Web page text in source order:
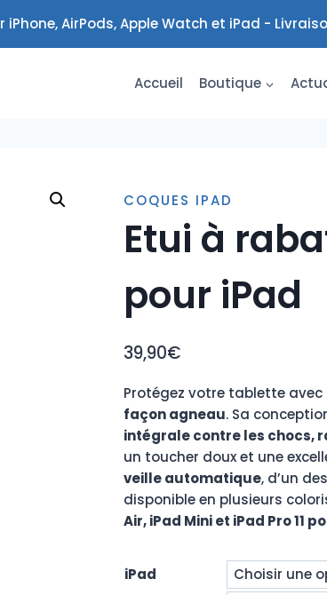
AirPods, Apple Watch et iPad -
Accueil Boutique
COQUES IPAD
Etui à
pour iPad
39,90€
Protégez votre tablette avec
façon agneau. Sa
intégrale contre les chocs,
un toucher doux et une
veille automatique, d’un
disponible en plusieurs
Air, iPad Mini et iPad Pro 11
iPad